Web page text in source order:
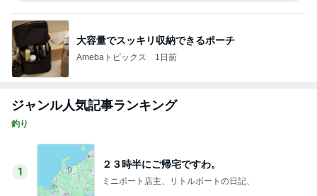
大容量でスッキリ収納できるポーチ
Amebaトピックス 1日前
ジャンル人気記事ランキング
釣り
1
２３時半にご帰宅ですわ。
ミニボート店主、リトルボートの日記、